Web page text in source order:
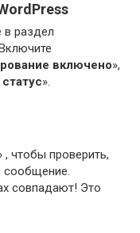
в раздел
включено»,
».
, чтобы проверить,
сообщение.
совпадают! Это